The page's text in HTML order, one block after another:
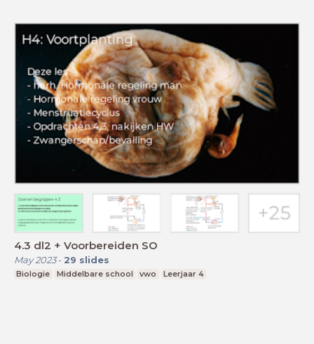
4.3 dl2 + Voorbereiden SO
May 2023- 29 slides
Biologie Middelbare school vwo Leerjaar 4